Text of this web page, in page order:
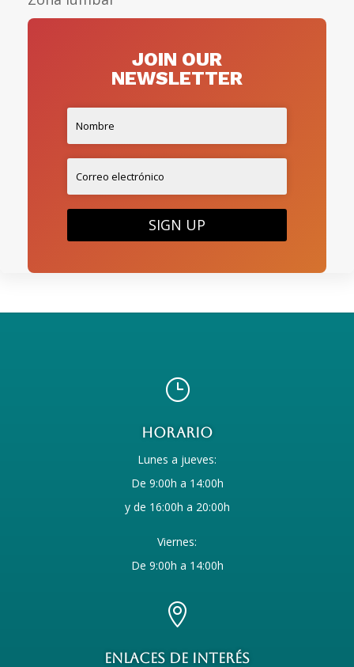
JOIN OUR
NEWSLETTER
SIGN UP
}
Horario
Lunes a jueves:
De 9:00h a 14:00h
y de 16:00h a 20:00h
Viernes:
De 9:00h a 14:00h

enlaces de interés